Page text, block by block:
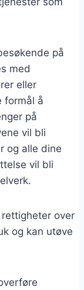
på
med
eller
formål å
på
vil bli
og alle dine
vil bli
over
og kan utøve